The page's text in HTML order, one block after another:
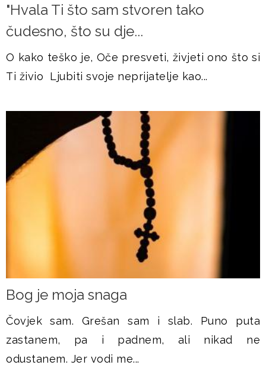
"Hvala Ti što sam stvoren tako
čudesno, što su dje...
O kako teško je, Oče presveti, živjeti ono što si
Ti živio Ljubiti svoje neprijatelje kao...
​Bog je moja snaga
Čovjek sam. Grešan sam i slab. Puno puta
zastanem, pa i padnem, ali nikad ne
odustanem. Jer vodi me...